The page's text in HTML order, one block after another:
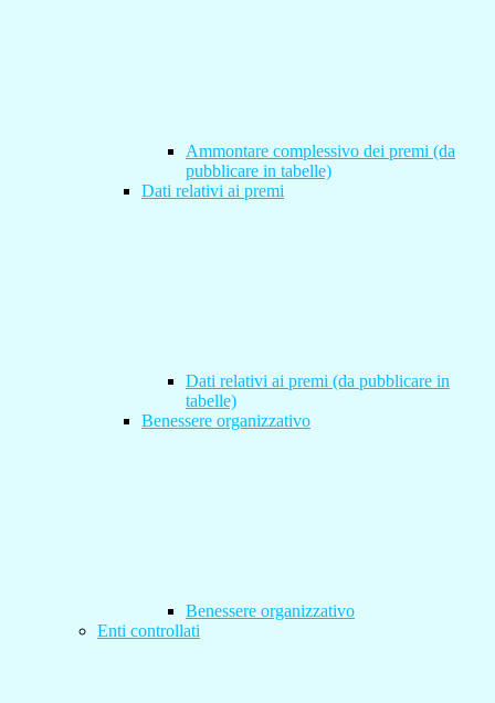
Ammontare complessivo dei premi (da
pubblicare in tabelle)
Dati relativi ai premi
Dati relativi ai premi (da pubblicare in
tabelle)
Benessere organizzativo
Benessere organizzativo
Enti controllati